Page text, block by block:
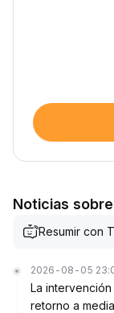
Noticias
Resumir con
2026-08-05
La
retorno a